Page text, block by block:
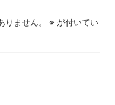
ません。 ※ が付いてい